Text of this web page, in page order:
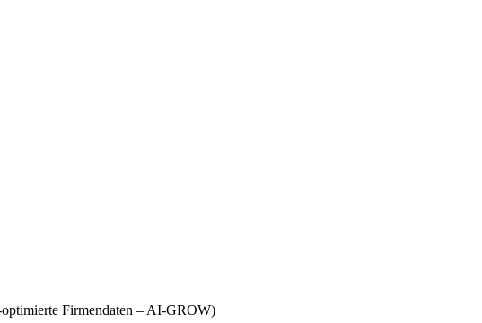
Firmendaten – AI-GROW)